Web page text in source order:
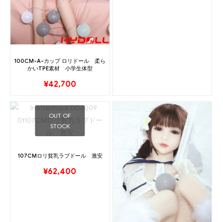
100CM-A-カップ ロリドール 柔ら
かいTPE素材 小学生体型
¥42,700
OUT OF
STOCK
107CMロリ貧乳ラブドール 激安
¥62,400